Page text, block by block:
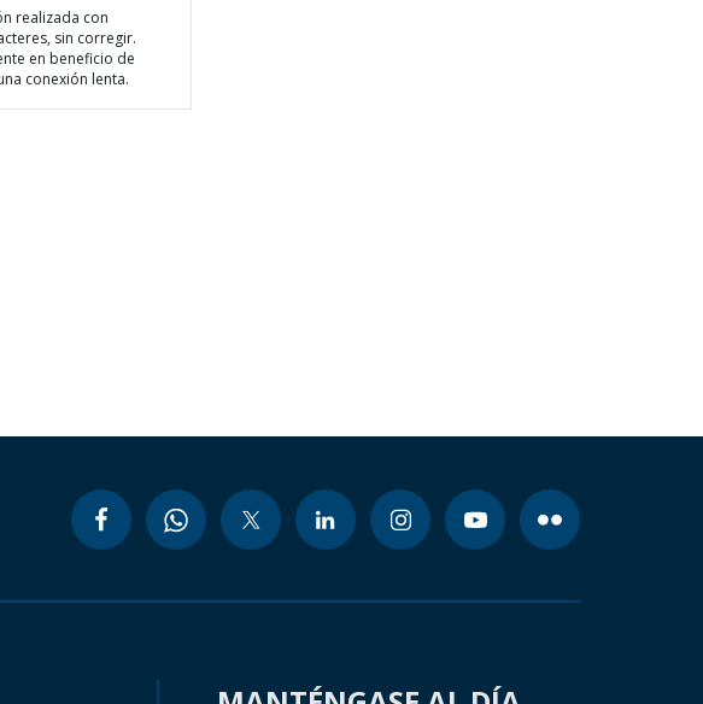
realizada con
sin corregir.
en beneficio de
conexión lenta.